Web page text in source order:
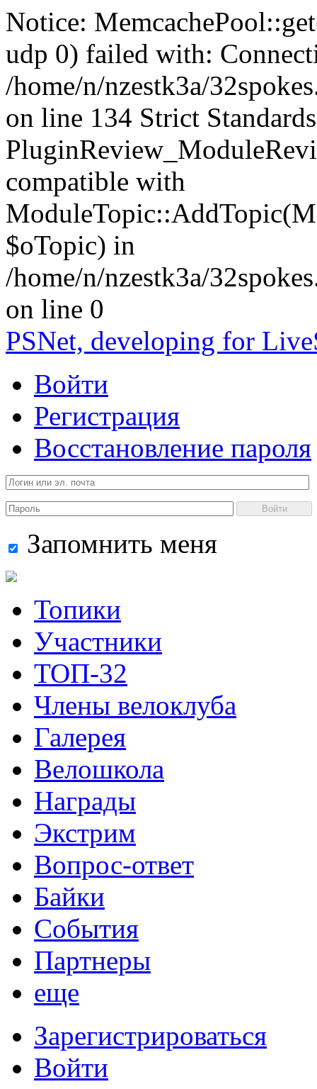
Notice:
udp 0) failed with:
/home/n/nzestk3a/
on line 134 Strict
compatible with
$oTopic) in
/home/n/nzestk3a/
on line 0
PSNet, developing for
Войти
Регистрация
Восстановление пароля
Войти
Запомнить меня
Топики
Участники
ТОП-32
Члены велоклуба
Галерея
Велошкола
Награды
Экстрим
Вопрос-ответ
Байки
События
Партнеры
еще
Зарегистрироваться
Войти